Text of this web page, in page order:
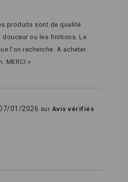
produits sont de qualité
douceur ou les finitions. Le
l'on recherche. A acheter
MERCI »
01/2026 sur Avis vérifiés